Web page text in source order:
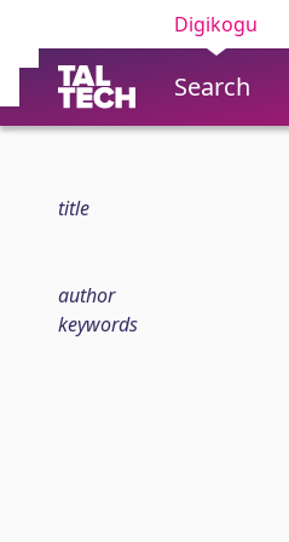
Digikogu
Search
title
author
keywords